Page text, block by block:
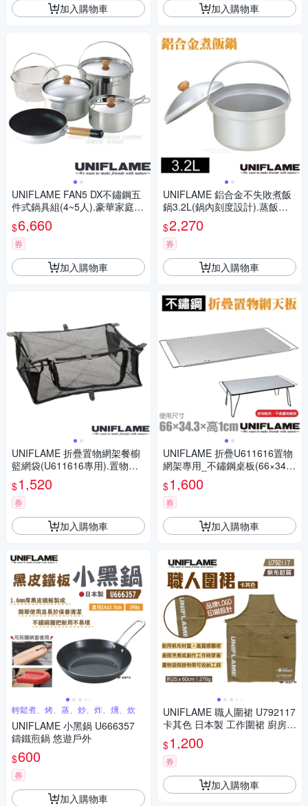
加入購物車
UNIFLAME FAN5 DX不鏽鋼五
件式鍋具組(4~5人).豪華家庭套
鍋組.鍋具/U660232
$6,660
券
加入購物車
UNIFLAME 折疊置物網架餐櫥
籃網袋(U611616專用).置物網
籃.餐廚網/U611678
$1,520
券
加入購物車
輕鬆煮、烤、蒸、炒、炸、燻、炊
UNIFLAME 小黑鍋 U666357
鑄鐵煎鍋 悠遊戶外
$600
券
加入購物車
加入購物車
UNIFLAME 鋁合金不失敗煮飯
鍋3.2L(鍋內刻度設計).蒸飯器.
鍋具/燒水.燒飯/U660089
$2,270
券
加入購物車
UNIFLAME 折疊U611616置物
網架專用_不鏽鋼桌板(66×34.3
×1).天桌.餐廚桌.料理架/U6116
61
$1,600
券
加入購物車
UNIFLAME 職人圍裙 U792117
卡其色 日本製 工作圍裙 廚房圍
裙 帆布圍裙 悠遊戶外
$1,200
券
加入購物車